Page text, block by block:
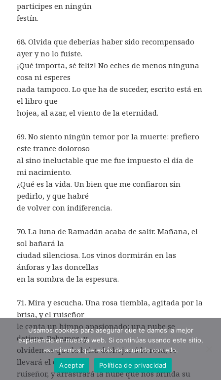
participes en ningún
festín.
68. Olvida que deberías haber sido recompensado
ayer y no lo fuiste.
¡Qué importa, sé feliz! No eches de menos ninguna
cosa ni esperes
nada tampoco. Lo que ha de suceder, escrito está en
el libro que
hojea, al azar, el viento de la eternidad.
69. No siento ningún temor por la muerte: prefiero
este trance doloroso
al sino ineluctable que me fue impuesto el día de
mi nacimiento.
¿Qué es la vida. Un bien que me confiaron sin
pedirlo, y que habré
de volver con indiferencia.
70. La luna de Ramadán acaba de salir. Mañana, el
sol bañará la
ciudad silenciosa. Los vinos dormirán en las
ánforas y las doncellas
en la sombra de la espesura.
71. Mira y escucha. Una rosa tiembla, agitada por la
brisa, y el ruiseñor
le canta un himno apasionado; una nube se
detiene. Bebamos, y
olvidemos que la brisa deshojar á la rosa, se
llevará el canto del
ruiseñor, y arrastrará la nube que nos brinda su
Usamos cookies para asegurar que te damos la mejor
experiencia en nuestra web. Si continúas usando este sitio,
asumiremos que estás de acuerdo con ello.
Aceptar
Política de privacidad